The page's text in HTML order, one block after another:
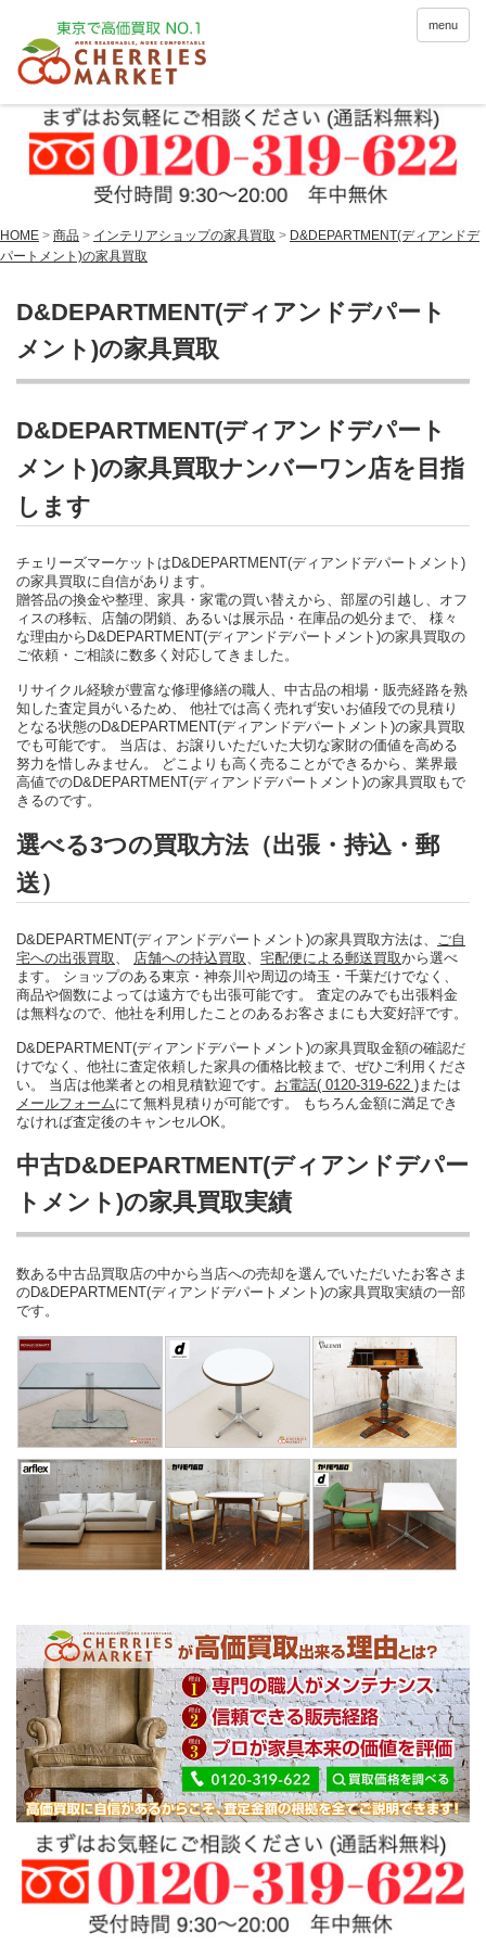
menu
HOME > 商品 > インテリアショップの家具買取 > D&DEPARTMENT(ディアンドデ
パートメント)の家具買取
D&DEPARTMENT(ディアンドデパート
メント)の家具買取
D&DEPARTMENT(ディアンドデパート
メント)の家具買取ナンバーワン店を目指
します
チェリーズマーケットはD&DEPARTMENT(ディアンドデパートメント)
の家具買取に自信があります。
贈答品の換金や整理、家具・家電の買い替えから、部屋の引越し、オフ
ィスの移転、店舗の閉鎖、あるいは展示品・在庫品の処分まで、 様々
な理由からD&DEPARTMENT(ディアンドデパートメント)の家具買取の
ご依頼・ご相談に数多く対応してきました。
リサイクル経験が豊富な修理修繕の職人、中古品の相場・販売経路を熟
知した査定員がいるため、 他社では高く売れず安いお値段での見積り
となる状態のD&DEPARTMENT(ディアンドデパートメント)の家具買取
でも可能です。 当店は、お譲りいただいた大切な家財の価値を高める
努力を惜しみません。 どこよりも高く売ることができるから、業界最
高値でのD&DEPARTMENT(ディアンドデパートメント)の家具買取もで
きるのです。
選べる3つの買取方法（出張・持込・郵
送）
D&DEPARTMENT(ディアンドデパートメント)の家具買取方法は、
ご自
宅への出張買取
店舗への持込買取 宅配便による郵送買取から選べ
ます。 ショップのある東京・神奈川や周辺の埼玉・千葉だけでなく、
商品や個数によっては遠方でも出張可能です。 査定のみでも出張料金
は無料なので、他社を利用したことのあるお客さまにも大変好評です。
D&DEPARTMENT(ディアンドデパートメント)の家具買取金額の確認だ
けでなく、他社に査定依頼した家具の価格比較まで、ぜひご利用くださ
い。 当店は他業者との相見積歓迎です。 お電話( 0120-319-622 ) または
メールフォームにて無料見積りが可能です。 もちろん金額に満足でき
なければ査定後のキャンセルOK。
中古D&DEPARTMENT(ディアンドデパー
トメント)の家具買取実績
数ある中古品買取店の中から当店への売却を選んでいただいたお客さま
のD&DEPARTMENT(ディアンドデパートメント)の家具買取実績の一部
です。